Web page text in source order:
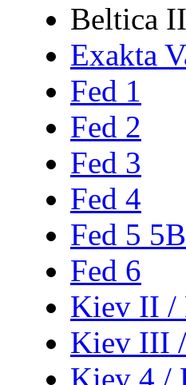
Beltica II
Exakta
Fed 1
Fed 2
Fed 3
Fed 4
Fed 5
Fed 6
Kiev II /
Kiev III
Kiev 4 /